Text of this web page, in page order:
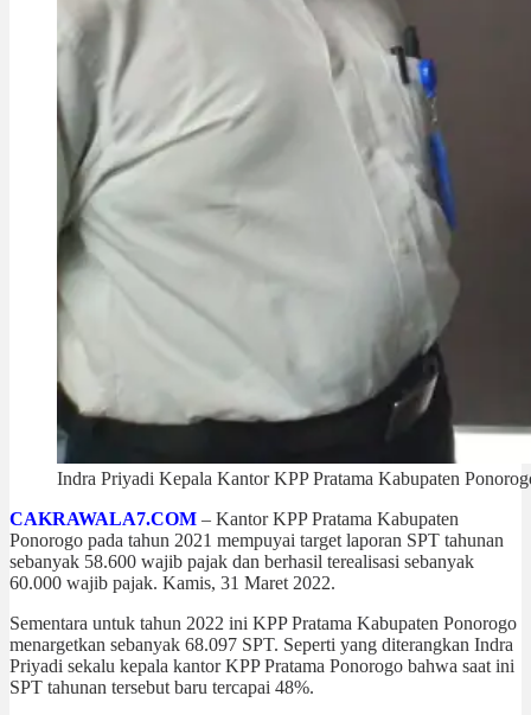
Indra Priyadi Kepala Kantor KPP Pratama Kabupaten
CAKRAWALA7.COM – Kantor KPP Pratama Kabupaten
Ponorogo pada tahun 2021 mempuyai target laporan SPT tahunan
sebanyak 58.600 wajib pajak dan berhasil terealisasi sebanyak
60.000 wajib pajak. Kamis, 31 Maret 2022.
Sementara untuk tahun 2022 ini KPP Pratama Kabupaten Ponorogo
menargetkan sebanyak 68.097 SPT. Seperti yang diterangkan Indra
Priyadi sekalu kepala kantor KPP Pratama Ponorogo bahwa saat ini
SPT tahunan tersebut baru tercapai 48%.